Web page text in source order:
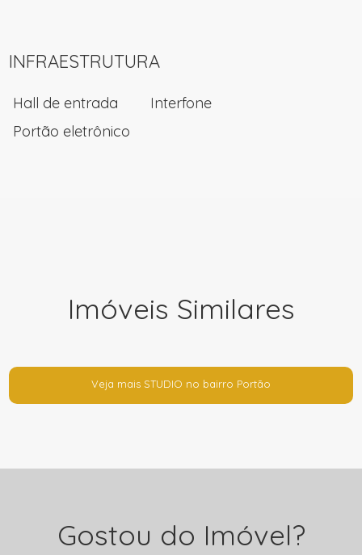
INFRAESTRUTURA
Hall de entrada
Interfone
Portão eletrônico
Imóveis Similares
Veja mais STUDIO no bairro Portão
Gostou do Imóvel?